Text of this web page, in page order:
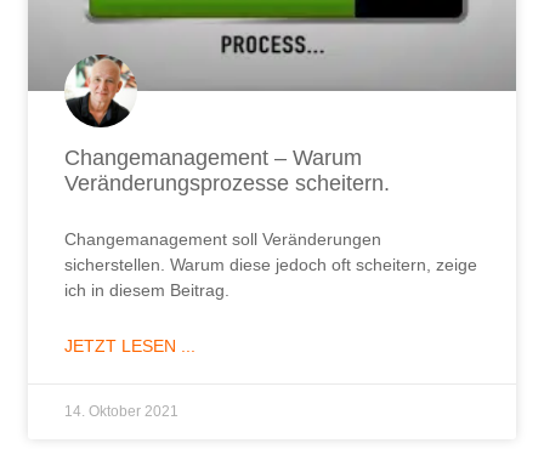
Changemanagement – Warum
Veränderungsprozesse scheitern.
Changemanagement soll Veränderungen
sicherstellen. Warum diese jedoch oft scheitern, zeige
ich in diesem Beitrag.
JETZT LESEN ...
14. Oktober 2021